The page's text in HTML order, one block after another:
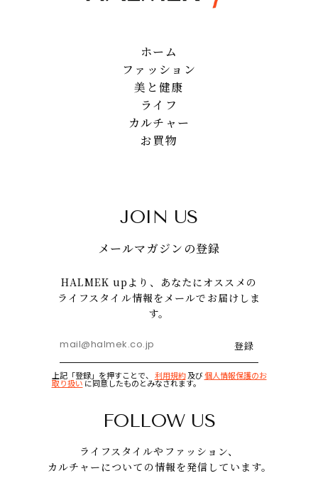
ホーム
ファッション
美と健康
ライフ
カルチャー
お買物
JOIN US
メールマガジンの登録
HALMEK upより、あなたにオススメの
ライフスタイル情報をメールでお届けしま
す。
登録
上記「登録」を押すことで、 利用規約及び個人情報保護のお
取り扱いに同意したものとみなされます。
FOLLOW US
ライフスタイルやファッション、
カルチャーについての情報を発信しています。